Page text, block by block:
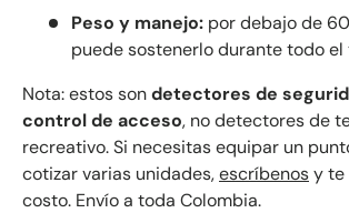
Peso y manejo: por debajo de
puede sostenerlo durante todo el
Nota: estos sondetectores de
control de acceso, no detectores de
recreativo. Si necesitas equipar un
cotizar varias unidades,escríbenosy te
costo. Envío a toda Colombia.